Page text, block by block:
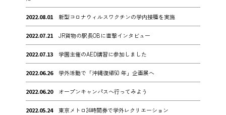
2022.08.01 新型コロナウィルスワクチンの学内接種を実施
2022.07.21 JR貨物の駅長OBに直撃インタビュー
2022.07.13 学園主催のAED講習に参加しました
2022.06.26 学外活動で「沖縄復帰50 年」企画展へ
2022.06.20 オープンキャンパスへ行ってみよう
2022.05.24 東京メトロ24時間券で学外レクリエーション